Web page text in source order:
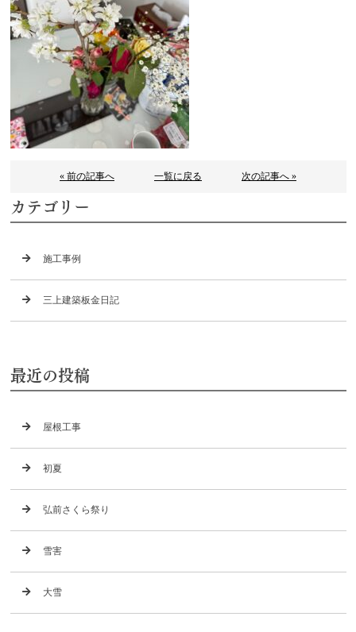
« 前の記事へ 一覧に戻る 次の記事へ »
カテゴリー
施工事例
三上建築板金日記
最近の投稿
屋根工事
初夏
弘前さくら祭り
雪害
大雪